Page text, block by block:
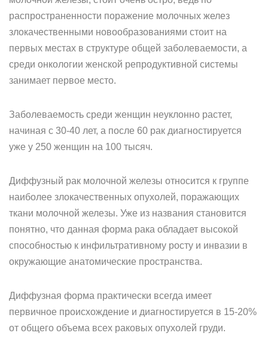
распространенности поражение молочных желез
злокачественными новообразованиями стоит на
первых местах в структуре общей заболеваемости, а
среди онкологии женской репродуктивной системы
занимает первое место.
Заболеваемость среди женщин неуклонно растет,
начиная с 30-40 лет, а после 60 рак диагностируется
уже у 250 женщин на 100 тысяч.
Диффузный рак молочной железы относится к группе
наиболее злокачественных опухолей, поражающих
ткани молочной железы. Уже из названия становится
понятно, что данная форма рака обладает высокой
способностью к инфильтративному росту и инвазии в
окружающие анатомические пространства.
Диффузная форма практически всегда имеет
первичное происхождение и диагностируется в 15-20%
от общего объема всех раковых опухолей груди.